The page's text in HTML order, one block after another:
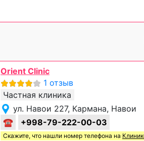
Orient Clinic
1 отзыв
Частная клиника
ул. Навои 227, Кармана, Навои
☎
+998-79-222-00-03
Скажите, что нашли номер телефона на